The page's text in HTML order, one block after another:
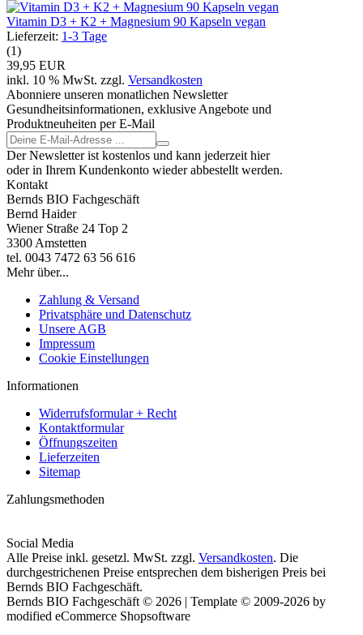
Vitamin D3 + K2 + Magnesium 90 Kapseln vegan
Lieferzeit: 1-3 Tage
(1)
39,95 EUR
inkl. 10 % MwSt. zzgl. Versandkosten
Abonniere unseren monatlichen Newsletter
Gesundheitsinformationen, exklusive Angebote und
Produktneuheiten per E-Mail
Der Newsletter ist kostenlos und kann jederzeit hier
oder in Ihrem Kundenkonto wieder abbestellt werden.
Kontakt
Bernds BIO Fachgeschäft
Bernd Haider
Wiener Straße 24 Top 2
3300 Amstetten
tel. 0043 7472 63 56 616
Mehr über...
Zahlung & Versand
Privatsphäre und Datenschutz
Unsere AGB
Impressum
Cookie Einstellungen
Informationen
Widerrufsformular + Recht
Kontaktformular
Öffnungszeiten
Lieferzeiten
Sitemap
Zahlungsmethoden
Social Media
Alle Preise inkl. gesetzl. MwSt. zzgl. Versandkosten. Die
durchgestrichenen Preise entsprechen dem bisherigen Preis bei
Bernds BIO Fachgeschäft.
Bernds BIO Fachgeschäft © 2026 | Template © 2009-2026 by
modified eCommerce Shopsoftware